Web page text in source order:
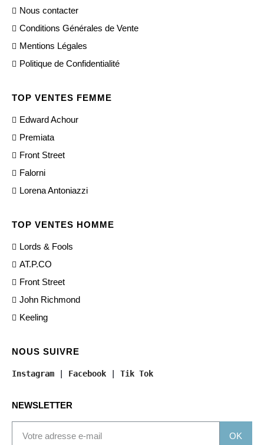
Nous contacter
Conditions Générales de Vente
Mentions Légales
Politique de Confidentialité
TOP VENTES FEMME
Edward Achour
Premiata
Front Street
Falorni
Lorena Antoniazzi
TOP VENTES HOMME
Lords & Fools
AT.P.CO
Front Street
John Richmond
Keeling
NOUS SUIVRE
Instagram | Facebook | Tik Tok
NEWSLETTER
OK